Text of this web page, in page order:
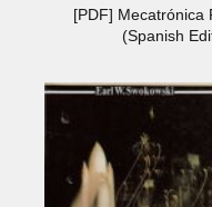
[PDF] Mecatrónica
(Spanish